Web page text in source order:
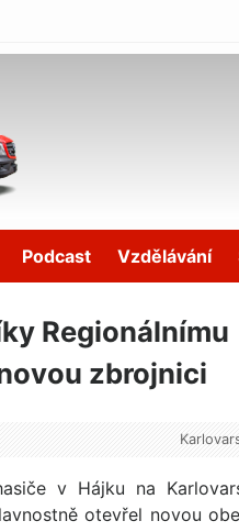
Podcast Vzdělávání
Regionálnímu
zbrojnici
v Hájku na
otevřel novou